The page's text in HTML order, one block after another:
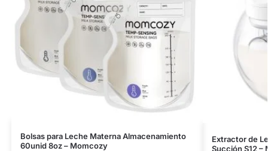
Bolsas para Leche Materna Almacenamiento
60unid 8oz – Momcozy
Extractor de
Succión S12 –